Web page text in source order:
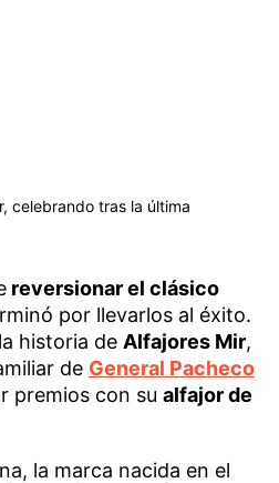
celebrando tras la última
reversionar el clásico
por llevarlos al éxito.
historia de Alfajores Mir,
de General Pacheco
premios con su alfajor de
la marca nacida en el